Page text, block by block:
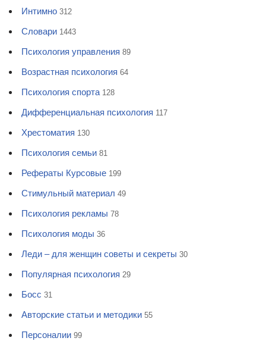
Интимно 312
Словари 1443
Психология управления 89
Возрастная психология 64
Психология спорта 128
Дифференциальная психология 117
Хрестоматия 130
Психология семьи 81
Рефераты Курсовые 199
Стимульный материал 49
Психология рекламы 78
Психология моды 36
Леди – для женщин советы и секреты 30
Популярная психология 29
Босс 31
Авторские статьи и методики 55
Персоналии 99